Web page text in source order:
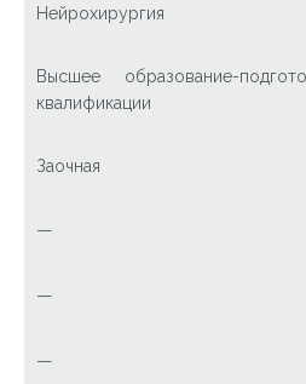
Нейрохирургия
Высшее образование-
квалификации
Заочная
—
—
—